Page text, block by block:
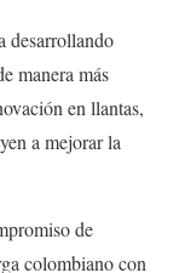
desarrollando
manera más
en llantas,
a mejorar la
de
colombiano con